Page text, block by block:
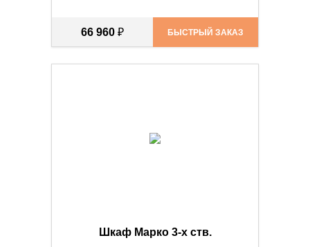
66 960 ₽ БЫСТРЫЙ ЗАКАЗ
Шкаф Марко 3-х ств.